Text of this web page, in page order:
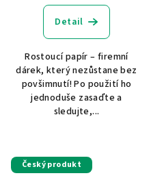
Detail
Rostoucí papír – firemní
dárek, který nezůstane bez
povšimnutí! Po použití ho
jednoduše zasaďte a
sledujte,...
Český produkt